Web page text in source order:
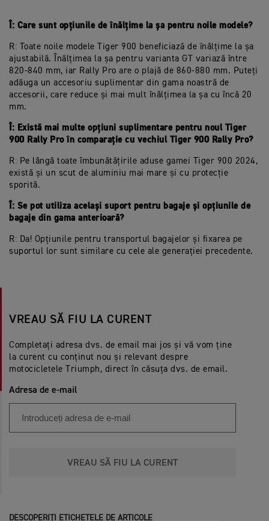
Î: Care sunt opțiunile de înălțime la șa pentru noile modele?
R: Toate noile modele Tiger 900 beneficiază de înălțime la șa
ajustabilă. Înălțimea la șa pentru varianta GT variază între
820-840 mm, iar Rally Pro are o plajă de 860-880 mm. Puteți
adăuga un accesoriu suplimentar din gama noastră de
accesorii, care reduce și mai mult înălțimea la șa cu încă 20
mm.
Î: Există mai multe opțiuni suplimentare pentru noul Tiger
900 Rally Pro în comparație cu vechiul Tiger 900 Rally Pro?
R: Pe lângă toate îmbunătățirile aduse gamei Tiger 900 2024,
există și un scut de aluminiu mai mare și cu protecție
sporită.
Î: Se pot utiliza același suport pentru bagaje și opțiunile de
bagaje din gama anterioară?
R: Da! Opțiunile pentru transportul bagajelor și fixarea pe
suportul lor sunt similare cu cele ale generației precedente.
VREAU SĂ FIU LA CURENT
Completați adresa dvs. de email mai jos și vă vom ține
la curent cu conținut nou și relevant despre
motocicletele Triumph, direct în căsuța dvs. de email.
Adresa de e-mail
VREAU SĂ FIU LA CURENT
DESCOPERIȚI ETICHETELE DE ARTICOLE